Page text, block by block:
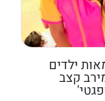
ילדים
קצב